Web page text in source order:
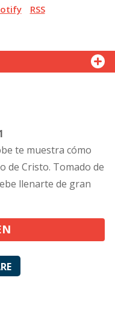
RSS
te muestra cómo
de Cristo. Tomado de
llenarte de gran